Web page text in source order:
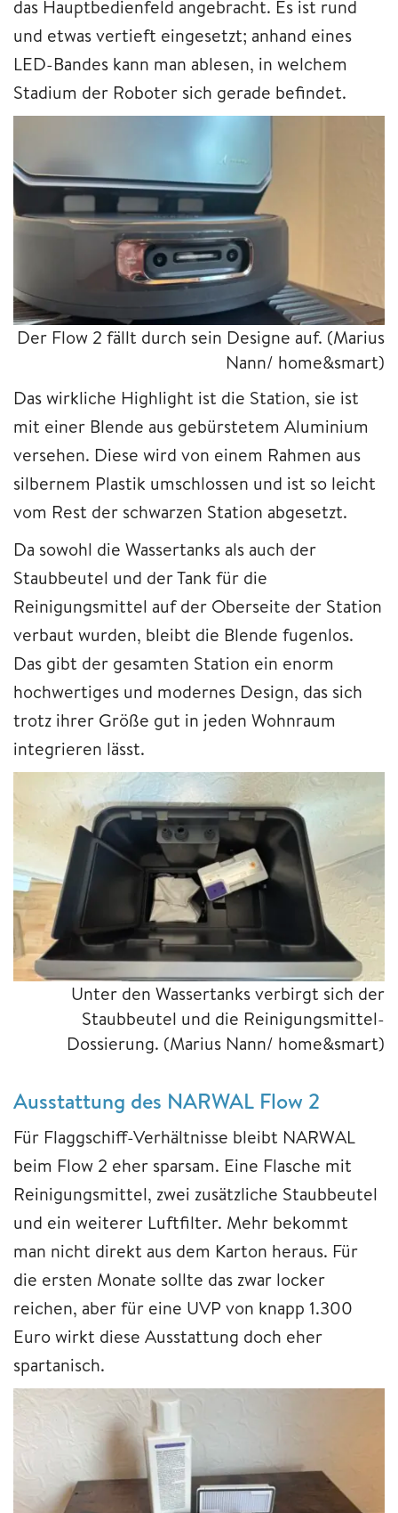
das Hauptbedienfeld angebracht. Es ist rund
und etwas vertieft eingesetzt; anhand eines
LED-Bandes kann man ablesen, in welchem
Stadium der Roboter sich gerade befindet.
Der Flow 2 fällt durch sein Designe auf. (Marius
Nann/ home&smart)
Das wirkliche Highlight ist die Station, sie ist
mit einer Blende aus gebürstetem Aluminium
versehen. Diese wird von einem Rahmen aus
silbernem Plastik umschlossen und ist so leicht
vom Rest der schwarzen Station abgesetzt.
Da sowohl die Wassertanks als auch der
Staubbeutel und der Tank für die
Reinigungsmittel auf der Oberseite der Station
verbaut wurden, bleibt die Blende fugenlos.
Das gibt der gesamten Station ein enorm
hochwertiges und modernes Design, das sich
trotz ihrer Größe gut in jeden Wohnraum
integrieren lässt.
Unter den Wassertanks verbirgt sich der
Staubbeutel und die Reinigungsmittel-
Dossierung. (Marius Nann/ home&smart)
Ausstattung des NARWAL Flow 2
Für Flaggschiff-Verhältnisse bleibt NARWAL
beim Flow 2 eher sparsam. Eine Flasche mit
Reinigungsmittel, zwei zusätzliche Staubbeutel
und ein weiterer Luftfilter. Mehr bekommt
man nicht direkt aus dem Karton heraus. Für
die ersten Monate sollte das zwar locker
reichen, aber für eine UVP von knapp 1.300
Euro wirkt diese Ausstattung doch eher
spartanisch.